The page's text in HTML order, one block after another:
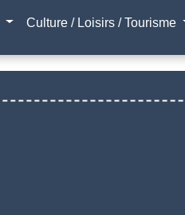
Culture / Loisirs / Tourisme